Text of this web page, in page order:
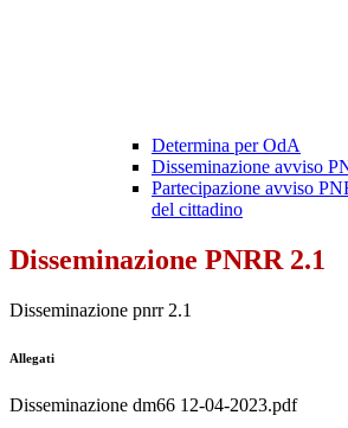
Determina per OdA
Disseminazione avviso
Partecipazione avviso
del cittadino
Disseminazione PNRR 2.1
Disseminazione pnrr 2.1
Allegati
Disseminazione dm66 12-04-2023.pdf